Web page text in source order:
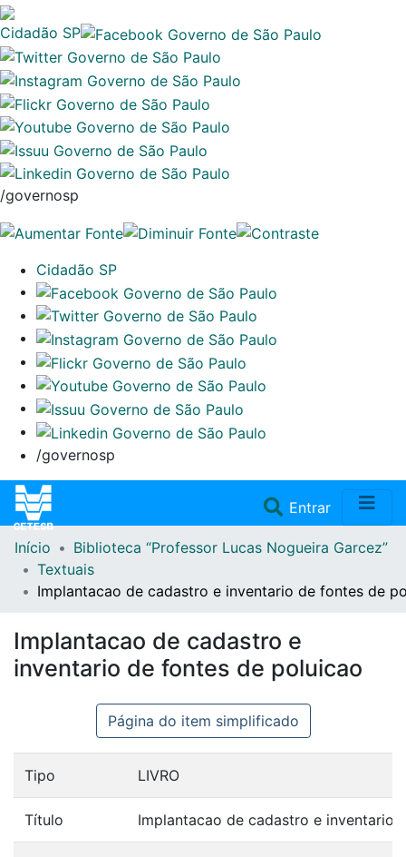
Cidadão SP
/governosp
Cidadão SP
/governosp
Entrar(current)
Home
Repositório
Doações/Aquisições
Fale Conosco
Início
Biblioteca “Professor Lucas Nogueira Garcez”
Textuais
Implantacao de cadastro e inventario de fontes de
Implantacao de cadastro e
inventario de fontes de poluicao
Página do item simplificado
Tipo LIVRO
Título Implantacao de cadastro e inventario